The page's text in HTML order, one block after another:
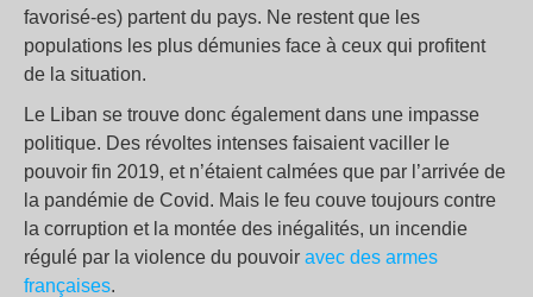
favorisé-es) partent du pays. Ne restent que les
populations les plus démunies face à ceux qui profitent
de la situation.
Le Liban se trouve donc également dans une impasse
politique. Des révoltes intenses faisaient vaciller le
pouvoir fin 2019, et n’étaient calmées que par l’arrivée de
la pandémie de Covid. Mais le feu couve toujours contre
la corruption et la montée des inégalités, un incendie
régulé par la violence du pouvoir avec des armes
françaises.